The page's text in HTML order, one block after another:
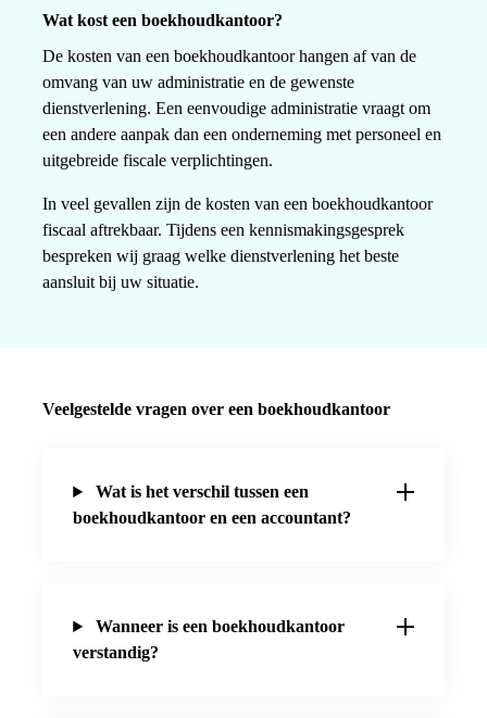
Wat kost een boekhoudkantoor?
De kosten van een boekhoudkantoor hangen af van de
omvang van uw administratie en de gewenste
dienstverlening. Een eenvoudige administratie vraagt om
een andere aanpak dan een onderneming met personeel en
uitgebreide fiscale verplichtingen.
In veel gevallen zijn de kosten van een boekhoudkantoor
fiscaal aftrekbaar. Tijdens een kennismakingsgesprek
bespreken wij graag welke dienstverlening het beste
aansluit bij uw situatie.
Veelgestelde vragen over een boekhoudkantoor
Wat is het verschil tussen een
boekhoudkantoor en een accountant?
Wanneer is een boekhoudkantoor
verstandig?